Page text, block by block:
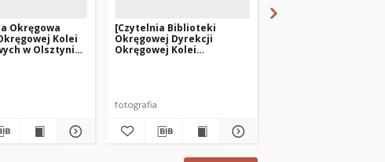
Okręgowa
Kolei
w Olsztynie.
[Czytelnia Biblioteki
Okręgowej Dyrekcji
Okręgowej Kolei
fotografia